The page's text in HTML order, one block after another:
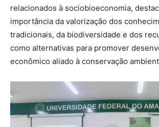
relacionados à sociobioeconomia,
importância da valorização dos
tradicionais, da biodiversidade e dos
como alternativas para promover
econômico aliado à conservação